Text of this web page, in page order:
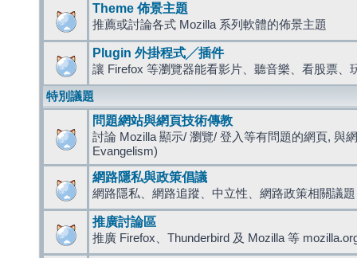
Theme 佈景主題
推薦或討論各式 Mozilla 系列軟體的佈景主題
Plugin 外掛程式╱插件
讓 Firefox 等瀏覽器能看影片、聽音樂、看股票、
特別議題
問題網站與網頁技術傳教
討論 Mozilla 顯示/ 瀏覽/ 登入等有問題的網頁, 與
Evangelism)
網路隱私與政策倡議
網路隱私、網路追蹤、中立性、網路政策相關議題
推廣討論區
推廣 Firefox、Thunderbird 及 Mozilla 等